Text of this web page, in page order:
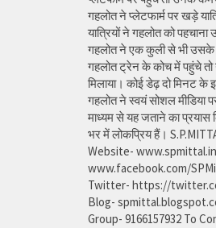
गहलोत ने प्लेटफार्म पर खड़े
यात्रियों ने गहलोत को
गहलोत ने एक कुली से भी उसके
गहलोत ट्रेन के कोच में पहुंचे तो
मिलाया। कोई डेढ़ दो मिनट के
गहलोत ने स्वयं सोशल मीडिया
माध्यम से यह जताने का
भर में लोकप्रिय हैं।
Website-
www.facebook.com/
Twitter- https://
Blog-
Group- 9166157932 To